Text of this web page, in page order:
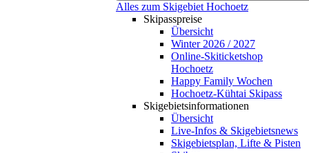
Alles zum Skigebiet Hochoetz
Skipasspreise
Übersicht
Winter 2026 / 2027
Online-Skiticketshop
Hochoetz
Happy Family Wochen
Hochoetz-Kühtai Skipass
Skigebietsinformationen
Übersicht
Live-Infos & Skigebietsnews
Skigebietsplan, Lifte & Pisten